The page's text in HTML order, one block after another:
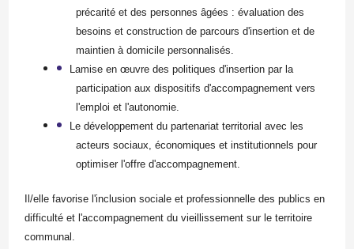
précarité et des personnes âgées : évaluation des
besoins et construction de parcours d'insertion et de
maintien à domicile personnalisés.
Lamise en œuvre des politiques d'insertion par la
participation aux dispositifs d'accompagnement vers
l'emploi et l'autonomie.
Ledéveloppement du partenariat territorial avec les
acteurs sociaux, économiques et institutionnels pour
optimiser l'offre d'accompagnement.
Il/elle favorise l'inclusion sociale et professionnelle des publics en
difficulté et l'accompagnement du vieillissement sur le territoire
communal.